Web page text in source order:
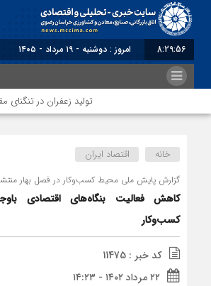
8:29:56 برابر با : Monday - 10 August - 2026
تولید زعفران در تنگنای
خانه اقتصاد ایران
گزارش پایش ملی محیط کسب‌وکار در فصل بهار
کاهش فعالیت بنگاه‌های اقتصادی
کسب‌وکار
کد خبر : 11475
۲۲ مرداد ۱۴۰۲ - ۱۴:۲۳